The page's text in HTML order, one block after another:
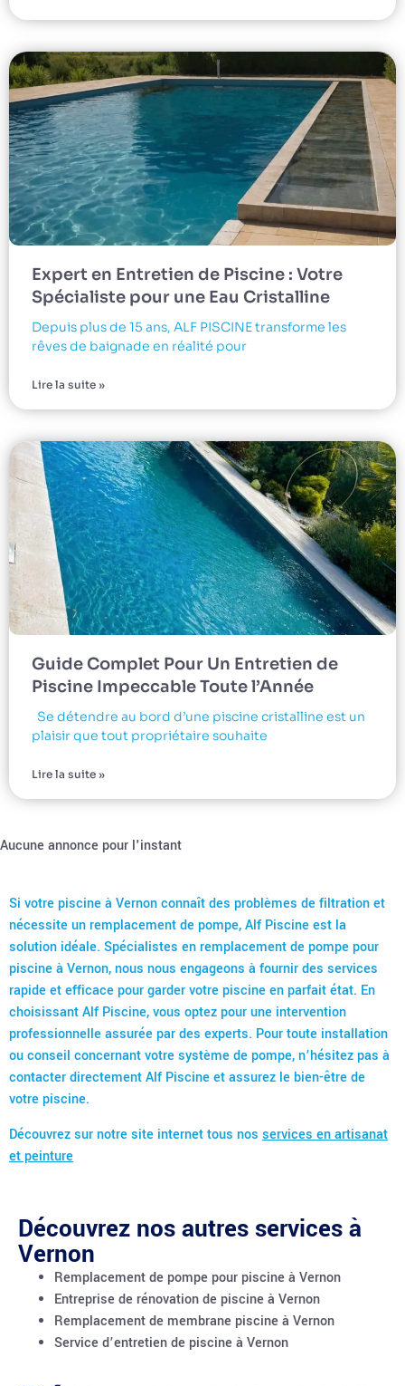
Expert en Entretien de Piscine : Votre
Spécialiste pour une Eau Cristalline
Depuis plus de 15 ans, ALF PISCINE transforme les
rêves de baignade en réalité pour
Lire la suite »
Guide Complet Pour Un Entretien de
Piscine Impeccable Toute l’Année
Se détendre au bord d’une piscine cristalline est un
plaisir que tout propriétaire souhaite
Lire la suite »
Aucune annonce pour l'instant
Si votre piscine à Vernon connaît des problèmes de filtration et
nécessite un remplacement de pompe, Alf Piscine est la
solution idéale. Spécialistes en remplacement de pompe pour
piscine à Vernon, nous nous engageons à fournir des services
rapide et efficace pour garder votre piscine en parfait état. En
choisissant Alf Piscine, vous optez pour une intervention
professionnelle assurée par des experts. Pour toute installation
ou conseil concernant votre système de pompe, n’hésitez pas à
contacter directement Alf Piscine et assurez le bien-être de
votre piscine.
Découvrez sur notre site internet tous nos services en artisanat
et peinture
Découvrez nos autres services à
Vernon
Remplacement de pompe pour piscine à Vernon
Entreprise de rénovation de piscine à Vernon
Remplacement de membrane piscine à Vernon
Service d’entretien de piscine à Vernon